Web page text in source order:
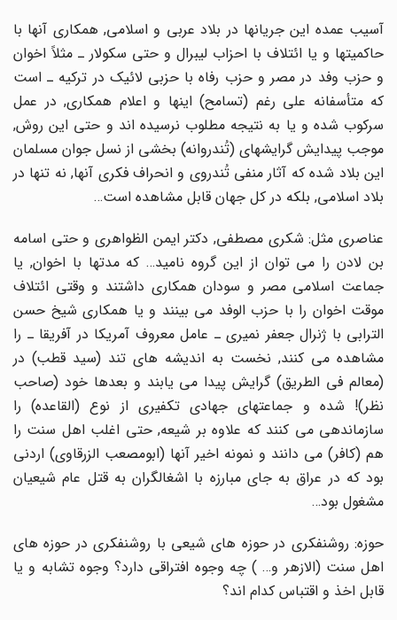
آسیب عمده این جریانها در بلاد عربى و اسلامى, همکارى آنها با
حاکمیتها و یا ائتلاف با احزاب لیبرال و حتى سکولار ـ مثلاً اخوان
و حزب وفد در مصر و حزب رفاه با حزبى لائیک در ترکیه ـ است
که متأسفانه على رغم (تسامح) اینها و اعلام همکارى, در عمل
سرکوب شده و یا به نتیجه مطلوب نرسیده اند و حتى این روش,
موجب پیدایش گرایشهاى (تُندروانه) بخشى از نسل جوان مسلمان
این بلاد شده که آثار منفى تُندروى و انحراف فکرى آنها, نه تنها در
بلاد اسلامى, بلکه در کل جهان قابل مشاهده است…
عناصرى مثل: شکرى مصطفى, دکتر ایمن الظواهرى و حتى اسامه
بن لادن را مى توان از این گروه نامید… که مدتها با اخوان, یا
جماعت اسلامى مصر و سودان همکارى داشتند و وقتى ائتلاف
موقت اخوان را با حزب الوفد مى بینند و یا همکارى شیخ حسن
الترابى با ژنرال جعفر نمیرى ـ عامل معروف آمریکا در آفریقا ـ را
مشاهده مى کنند, نخست به اندیشه هاى تند (سید قطب) در
(معالم فى الطریق) گرایش پیدا مى یابند و بعدها خود (صاحب
نظر)! شده و جماعتهاى جهادى تکفیرى از نوع (القاعده) را
سازماندهى مى کنند که علاوه بر شیعه, حتى اغلب اهل سنت را
هم (کافر) مى دانند و نمونه اخیر آنها (ابومصعب الزرقاوى) اردنى
بود که در عراق به جاى مبارزه با اشغالگران به قتل عام شیعیان
مشغول بود…
حوزه: روشنفکرى در حوزه هاى شیعى با روشنفکرى در حوزه هاى
اهل سنت (الازهر و… ) چه وجوه افتراقى دارد؟ وجوه تشابه و یا
قابل اخذ و اقتباس کدام اند؟